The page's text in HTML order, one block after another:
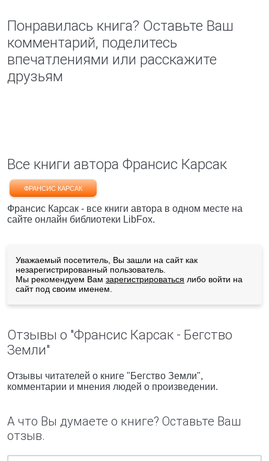
Понравилась книга? Оставьте Ваш
комментарий, поделитесь
впечатлениями или расскажите
друзьям
Все книги автора Франсис Карсак
ФРАНСИС КАРСАК
Франсис Карсак - все книги автора в одном месте на
сайте онлайн библиотеки LibFox.
Уважаемый посетитель, Вы зашли на сайт как
незарегистрированный пользователь.
Мы рекомендуем Вам зарегистрироваться либо войти на
сайт под своим именем.
Отзывы о "Франсис Карсак - Бегство
Земли"
Отзывы читателей о книге "Бегство Земли",
комментарии и мнения людей о произведении.
А что Вы думаете о книге? Оставьте Ваш
отзыв.